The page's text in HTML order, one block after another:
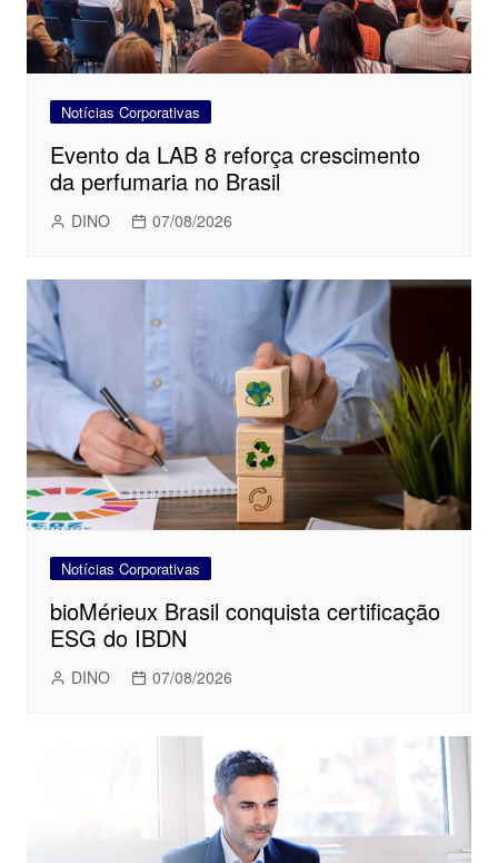
Notícias Corporativas
Evento da LAB 8 reforça crescimento
da perfumaria no Brasil
DINO 07/08/2026
Notícias Corporativas
bioMérieux Brasil conquista certificação
ESG do IBDN
DINO 07/08/2026